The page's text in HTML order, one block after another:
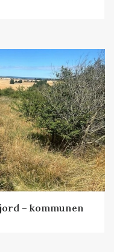
– kommunen